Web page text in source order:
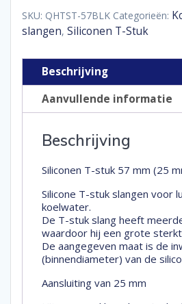
mm
(25
aansluiting)
aantal
SKU: QHTST-57BLK Categorieën:
slangen, Siliconen T-Stuk
Beschrijving
Aanvullende informatie
Beschrijving
Siliconen T-stuk 57 mm (25
Silicone T-stuk slangen voor
koelwater.
De T-stuk slang heeft
waardoor hij een grote
De aangegeven maat is de
(binnendiameter) van de
Aansluiting van 25 mm